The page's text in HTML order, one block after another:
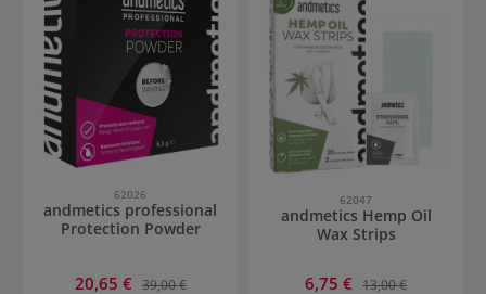
62026
andmetics professional
Protection Powder
Verkaufspreis:
20,65 € Regulärer Preis:
39,00 €
62047
andmetics Hemp Oil
Wax Strips
Verkaufspreis:
6,75 € Regulärer Preis:
13,00 €